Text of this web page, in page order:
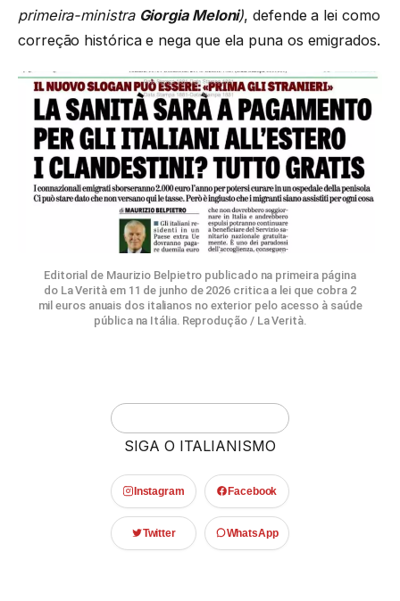
primeira-ministra Giorgia Meloni), defende a lei como
correção histórica e nega que ela puna os emigrados.
Editorial de Maurizio Belpietro publicado na primeira página
do La Verità em 11 de junho de 2026 critica a lei que cobra 2
mil euros anuais dos italianos no exterior pelo acesso à saúde
pública na Itália. Reprodução / La Verità.
SIGA O ITALIANISMO
Instagram Facebook
Twitter WhatsApp